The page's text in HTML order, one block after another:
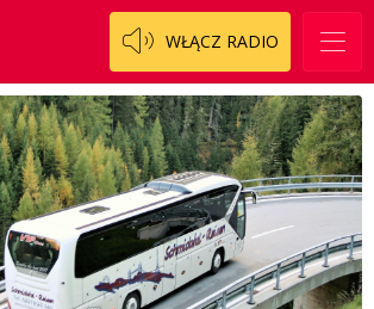
WŁĄCZ RADIO